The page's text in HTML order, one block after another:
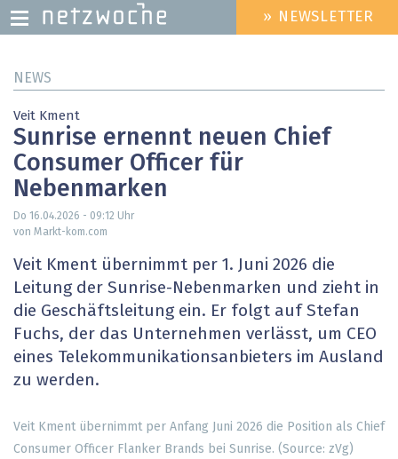
zum
HEADER
MENU
» NEWSLETTER
NEWS
Veit Kment
Sunrise ernennt neuen Chief
Consumer Officer für
Nebenmarken
Do 16.04.2026 - 09:12 Uhr
von Markt-kom.com
Veit Kment übernimmt per 1. Juni 2026 die
Leitung der Sunrise-Nebenmarken und zieht in
die Geschäftsleitung ein. Er folgt auf Stefan
Fuchs, der das Unternehmen verlässt, um CEO
eines Telekommunikationsanbieters im Ausland
zu werden.
Veit Kment übernimmt per Anfang Juni 2026 die Position als Chief
Consumer Officer Flanker Brands bei Sunrise. (Source: zVg)